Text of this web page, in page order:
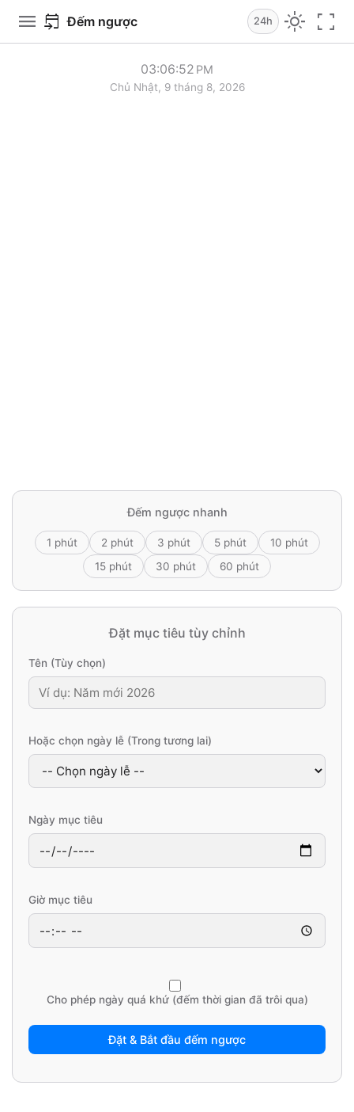
menu event_upcoming Đếm ngược 24h light_mode fullscreen
03:06:52 PM
Chủ Nhật, 9 tháng 8, 2026
Đếm ngược nhanh
1 phút 2 phút 3 phút 5 phút
10 phút
15 phút
30 phút 60 phút
Đặt mục tiêu tùy chỉnh
Tên (Tùy chọn)
Hoặc chọn ngày lễ (Trong tương lai)
Ngày mục tiêu
Giờ mục tiêu
Cho phép ngày quá khứ (đếm thời gian đã trôi qua)
Đặt & Bắt đầu đếm ngược